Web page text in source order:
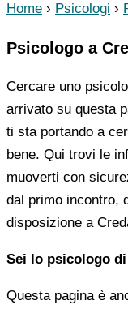
Home › Psicologi ›
Psicologo a
Cercare uno
arrivato su questa
ti sta portando a
bene. Qui trovi le
muoverti con
dal primo incontro,
disposizione a
Sei lo psicologo
Questa pagina è